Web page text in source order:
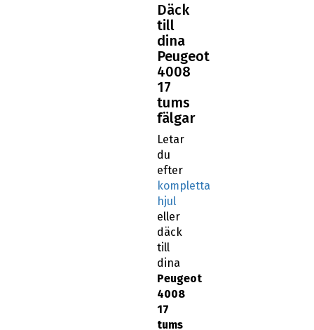
Däck
till
dina
Peugeot
4008
17
tums
fälgar
Letar
du
efter
kompletta
hjul
eller
däck
till
dina
Peugeot
4008
17
tums